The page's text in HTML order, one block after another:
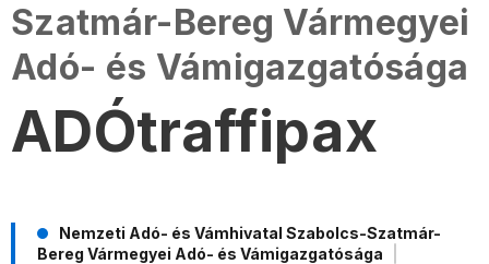
Szatmár-Bereg Vármegyei
Adó- és Vámigazgatósága
ADÓtraffipax
Nemzeti Adó- és Vámhivatal Szabolcs-Szatmár-
Bereg Vármegyei Adó- és Vámigazgatósága